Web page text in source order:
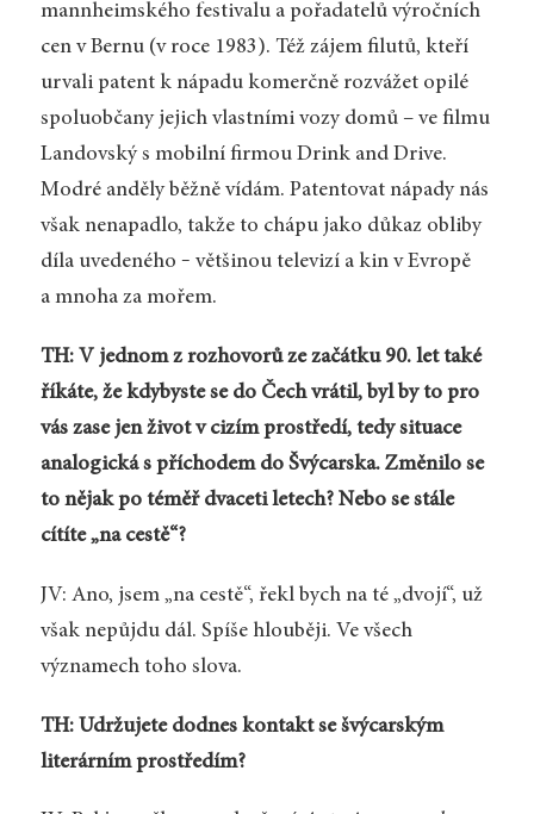
mannheimského festivalu a pořadatelů výročních
cen v Bernu (v roce 1983). Též zájem filutů, kteří
urvali patent k nápadu komerčně rozvážet opilé
spoluobčany jejich vlastními vozy domů – ve filmu
Landovský s mobilní firmou Drink and Drive.
Modré anděly běžně vídám. Patentovat nápady nás
však nenapadlo, takže to chápu jako důkaz obliby
díla uvedeného ‒ většinou televizí a kin v Evropě
a mnoha za mořem.
TH: V jednom z rozhovorů ze začátku 90. let také
říkáte, že kdybyste se do Čech vrátil, byl by to pro
vás zase jen život v cizím prostředí, tedy situace
analogická s příchodem do Švýcarska. Změnilo se
to nějak po téměř dvaceti letech? Nebo se stále
cítíte „na cestě“?
JV: Ano, jsem „na cestě“, řekl bych na té „dvojí“, už
však nepůjdu dál. Spíše hlouběji. Ve všech
významech toho slova.
TH: Udržujete dodnes kontakt se švýcarským
literárním prostředím?